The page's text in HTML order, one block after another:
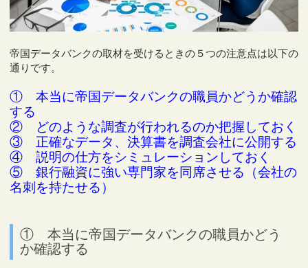
帝国データバンクの取材を受けるときの５つの注意点は以下の
通りです。
① 本当に帝国データバンクの職員かどうか確認
する
② どのような調査が行われるのか把握しておく
③ 正確なデータ、決算書を調査会社に公開する
④ 説明の仕方をシミュレーションしておく
⑤ 銀行融資に強い専門家を同席させる（会社の
名刺を持たせる）
① 本当に帝国データバンクの職員かどう
か確認する